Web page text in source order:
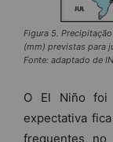
Figura 5.
(mm) previstas para
Fonte: adaptado de
O El Niño foi
expectativa
frequentes